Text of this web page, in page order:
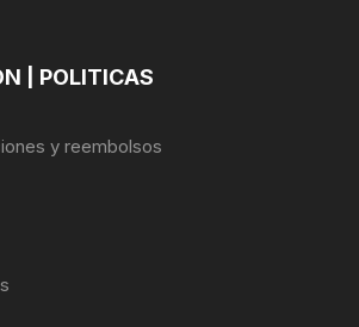
| POLITICAS
y reembolsos